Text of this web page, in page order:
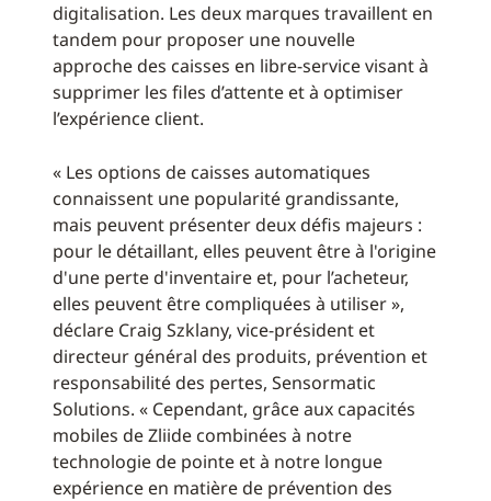
digitalisation. Les deux marques travaillent en
tandem pour proposer une nouvelle
approche des caisses en libre-service visant à
supprimer les files d’attente et à optimiser
l’expérience client.
« Les options de caisses automatiques
connaissent une popularité grandissante,
mais peuvent présenter deux défis majeurs :
pour le détaillant, elles peuvent être à l'origine
d'une perte d'inventaire et, pour l’acheteur,
elles peuvent être compliquées à utiliser »,
déclare Craig Szklany, vice-président et
directeur général des produits, prévention et
responsabilité des pertes, Sensormatic
Solutions. « Cependant, grâce aux capacités
mobiles de Zliide combinées à notre
technologie de pointe et à notre longue
expérience en matière de prévention des